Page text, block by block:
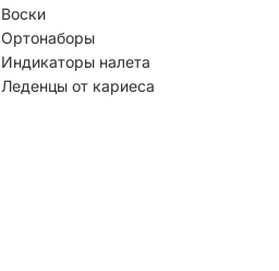
Воски
Ортонаборы
Индикаторы налета
Леденцы от кариеса